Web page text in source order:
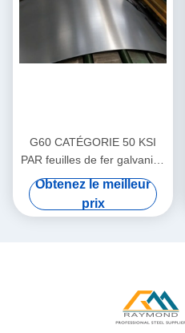
G60 CATÉGORIE 50 KSI
PAR feuilles de fer galvanisé
d'immersion chaude d'ASTM
Obtenez le meilleur
prix